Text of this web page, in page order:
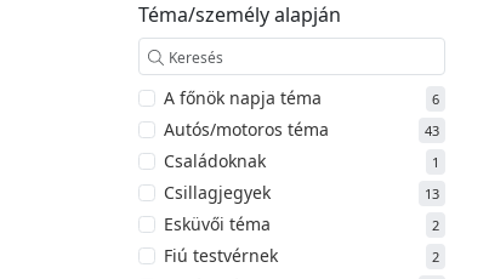
Téma/személy alapján
A főnök napja téma 6
Autós/motoros téma 43
Családoknak 1
Csillagjegyek 13
Esküvői téma 2
Fiú testvérnek 2